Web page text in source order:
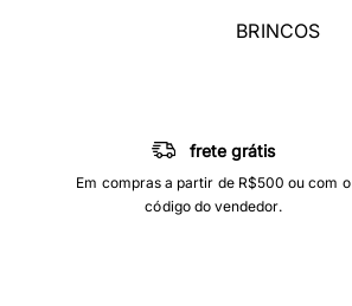
BRINCOS
frete grátis
Em compras a partir de R$500 ou com o
código do vendedor.